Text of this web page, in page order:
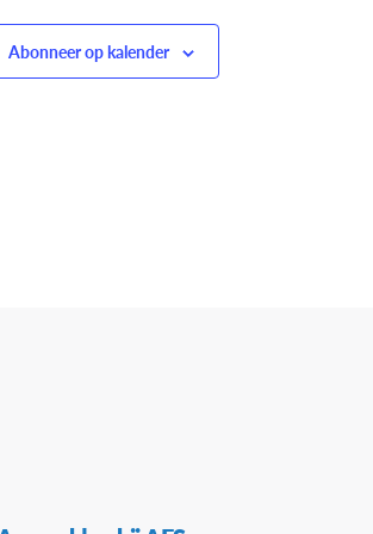
Abonneer op kalender